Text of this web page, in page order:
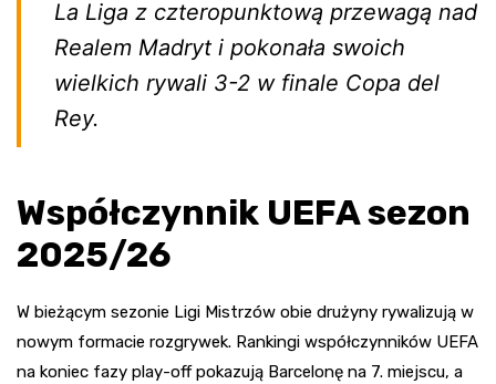
La Liga z czteropunktową przewagą nad
Realem Madryt i pokonała swoich
wielkich rywali 3-2 w finale Copa del
Rey.
Współczynnik UEFA sezon
2025/26
W bieżącym sezonie Ligi Mistrzów obie drużyny rywalizują w
nowym formacie rozgrywek. Rankingi współczynników UEFA
na koniec fazy play-off pokazują Barcelonę na 7. miejscu, a